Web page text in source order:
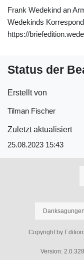
Frank Wedekind an
Wedekinds
https://
Status der
Erstellt von
Tilman Fischer
Zuletzt aktualisiert
25.08.2023 15:43
Danksagungen
Copyright by
Version: